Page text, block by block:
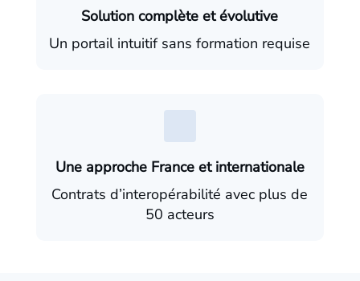
Solution complète et évolutive
Un portail intuitif sans formation requise
Une approche France et internationale
Contrats d’interopérabilité avec plus de
50 acteurs